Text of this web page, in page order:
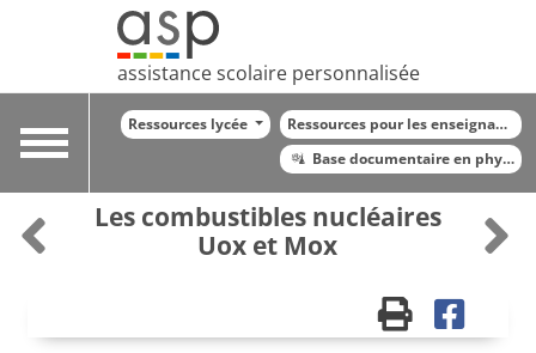
assistance scolaire personnalisée
Toggle
Ressources lycée
Ressources pour les enseignants
Base documentaire en
Les combustibles nucléaires
Uox et Mox